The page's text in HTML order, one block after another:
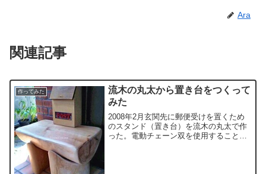
Ara
関連記事
作ってみた
流木の丸太から置き台をつくって
みた
2008年2月玄関先に郵便受けを置くため
のスタンド（置き台）を流木の丸太で作
った。電動チェーン双を使用すること